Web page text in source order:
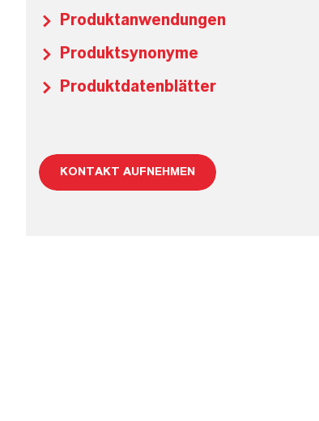
Produktanwendungen
Produktsynonyme
Produktdatenblätter
KONTAKT AUFNEHMEN